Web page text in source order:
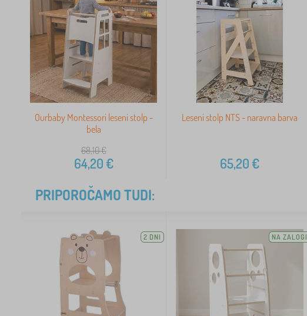
Ourbaby Montessori leseni stolp -
bela
68,10€
64,20€
Leseni stolp NTS - naravna barva
65,20€
PRIPOROČAMO TUDI:
2 DNI NA ZALOGI